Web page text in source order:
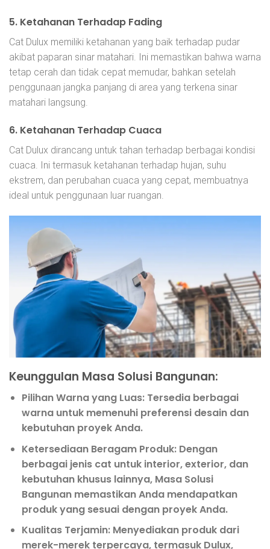
5. Ketahanan Terhadap Fading
Cat Dulux memiliki ketahanan yang baik terhadap pudar
akibat paparan sinar matahari. Ini memastikan bahwa warna
tetap cerah dan tidak cepat memudar, bahkan setelah
penggunaan jangka panjang di area yang terkena sinar
matahari langsung.
6. Ketahanan Terhadap Cuaca
Cat Dulux dirancang untuk tahan terhadap berbagai kondisi
cuaca. Ini termasuk ketahanan terhadap hujan, suhu
ekstrem, dan perubahan cuaca yang cepat, membuatnya
ideal untuk penggunaan luar ruangan.
Keunggulan Masa Solusi Bangunan:
Pilihan Warna yang Luas: Tersedia berbagai
warna untuk memenuhi preferensi desain dan
kebutuhan proyek Anda.
Ketersediaan Beragam Produk: Dengan
berbagai jenis cat untuk interior, exterior, dan
kebutuhan khusus lainnya, Masa Solusi
Bangunan memastikan Anda mendapatkan
produk yang sesuai dengan proyek Anda.
Kualitas Terjamin: Menyediakan produk dari
merek-merek terpercaya, termasuk Dulux,